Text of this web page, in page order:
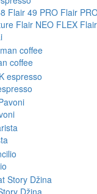
Flair 49 PRO Flair
Flair NEO FLEX
coffee
Džina